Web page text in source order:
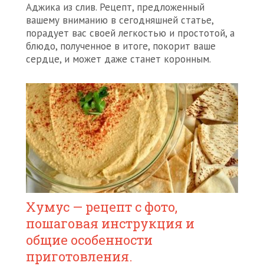
Аджика из слив. Рецепт, предложенный
вашему вниманию в сегодняшней статье,
порадует вас своей легкостью и простотой, а
блюдо, полученное в итоге, покорит ваше
сердце, и может даже станет коронным.
Хумус — рецепт с фото,
пошаговая инструкция и
общие особенности
приготовления.